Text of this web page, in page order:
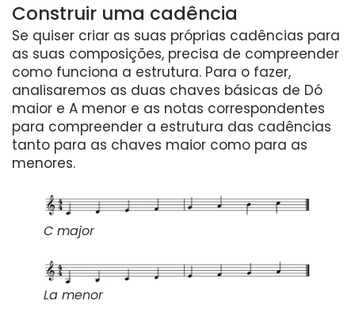
Construir uma cadência
Se quiser criar as suas próprias cadências para
as suas composições, precisa de compreender
como funciona a estrutura. Para o fazer,
analisaremos as duas chaves básicas de Dó
maior e A menor e as notas correspondentes
para compreender a estrutura das cadências
tanto para as chaves maior como para as
menores.
C major
La menor